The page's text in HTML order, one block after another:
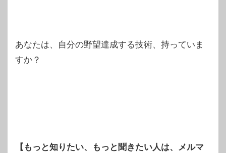
あなたは、自分の野望達成する技術、持っていま
すか？
【もっと知りたい、もっと聞きたい人は、メルマ